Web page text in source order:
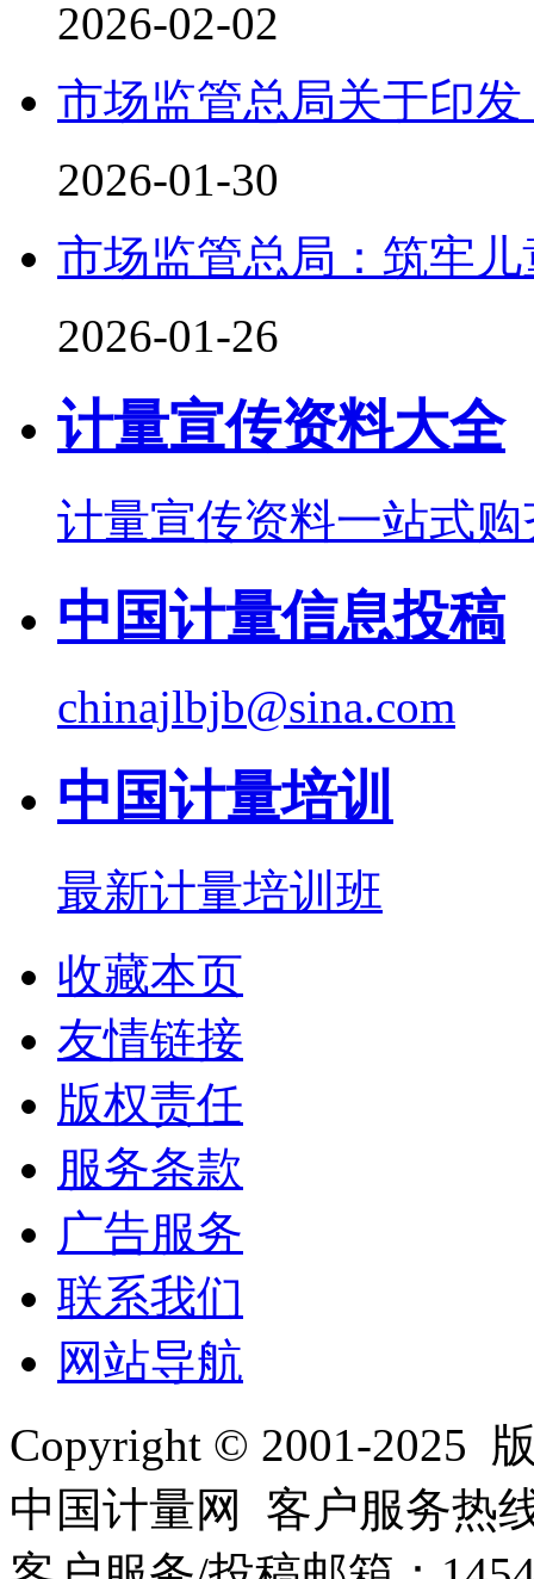
2026-02-02
市场监管总局关于印
2026-01-30
市场监管总局：筑牢
2026-01-26
计量宣传资料大全
计量宣传资料一站式购
中国计量信息投稿
chinajlbjb@sina.com
中国计量培训
最新计量培训班
收藏本页
友情链接
版权责任
服务条款
广告服务
联系我们
网站导航
Copyright © 2001-2025
中国计量网 客户服务热